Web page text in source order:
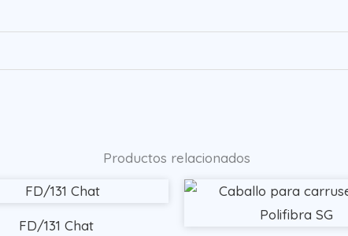
Productos relacionados
FD/131 Chat